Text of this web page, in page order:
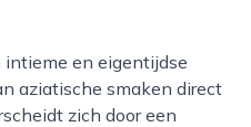
aziatische smaken direct
zich door een